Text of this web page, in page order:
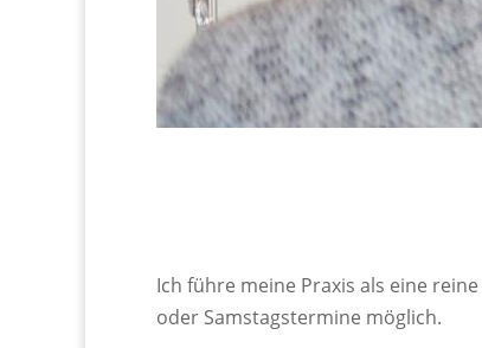
Ich führe meine Praxis als eine reine
oder Samstagstermine möglich.